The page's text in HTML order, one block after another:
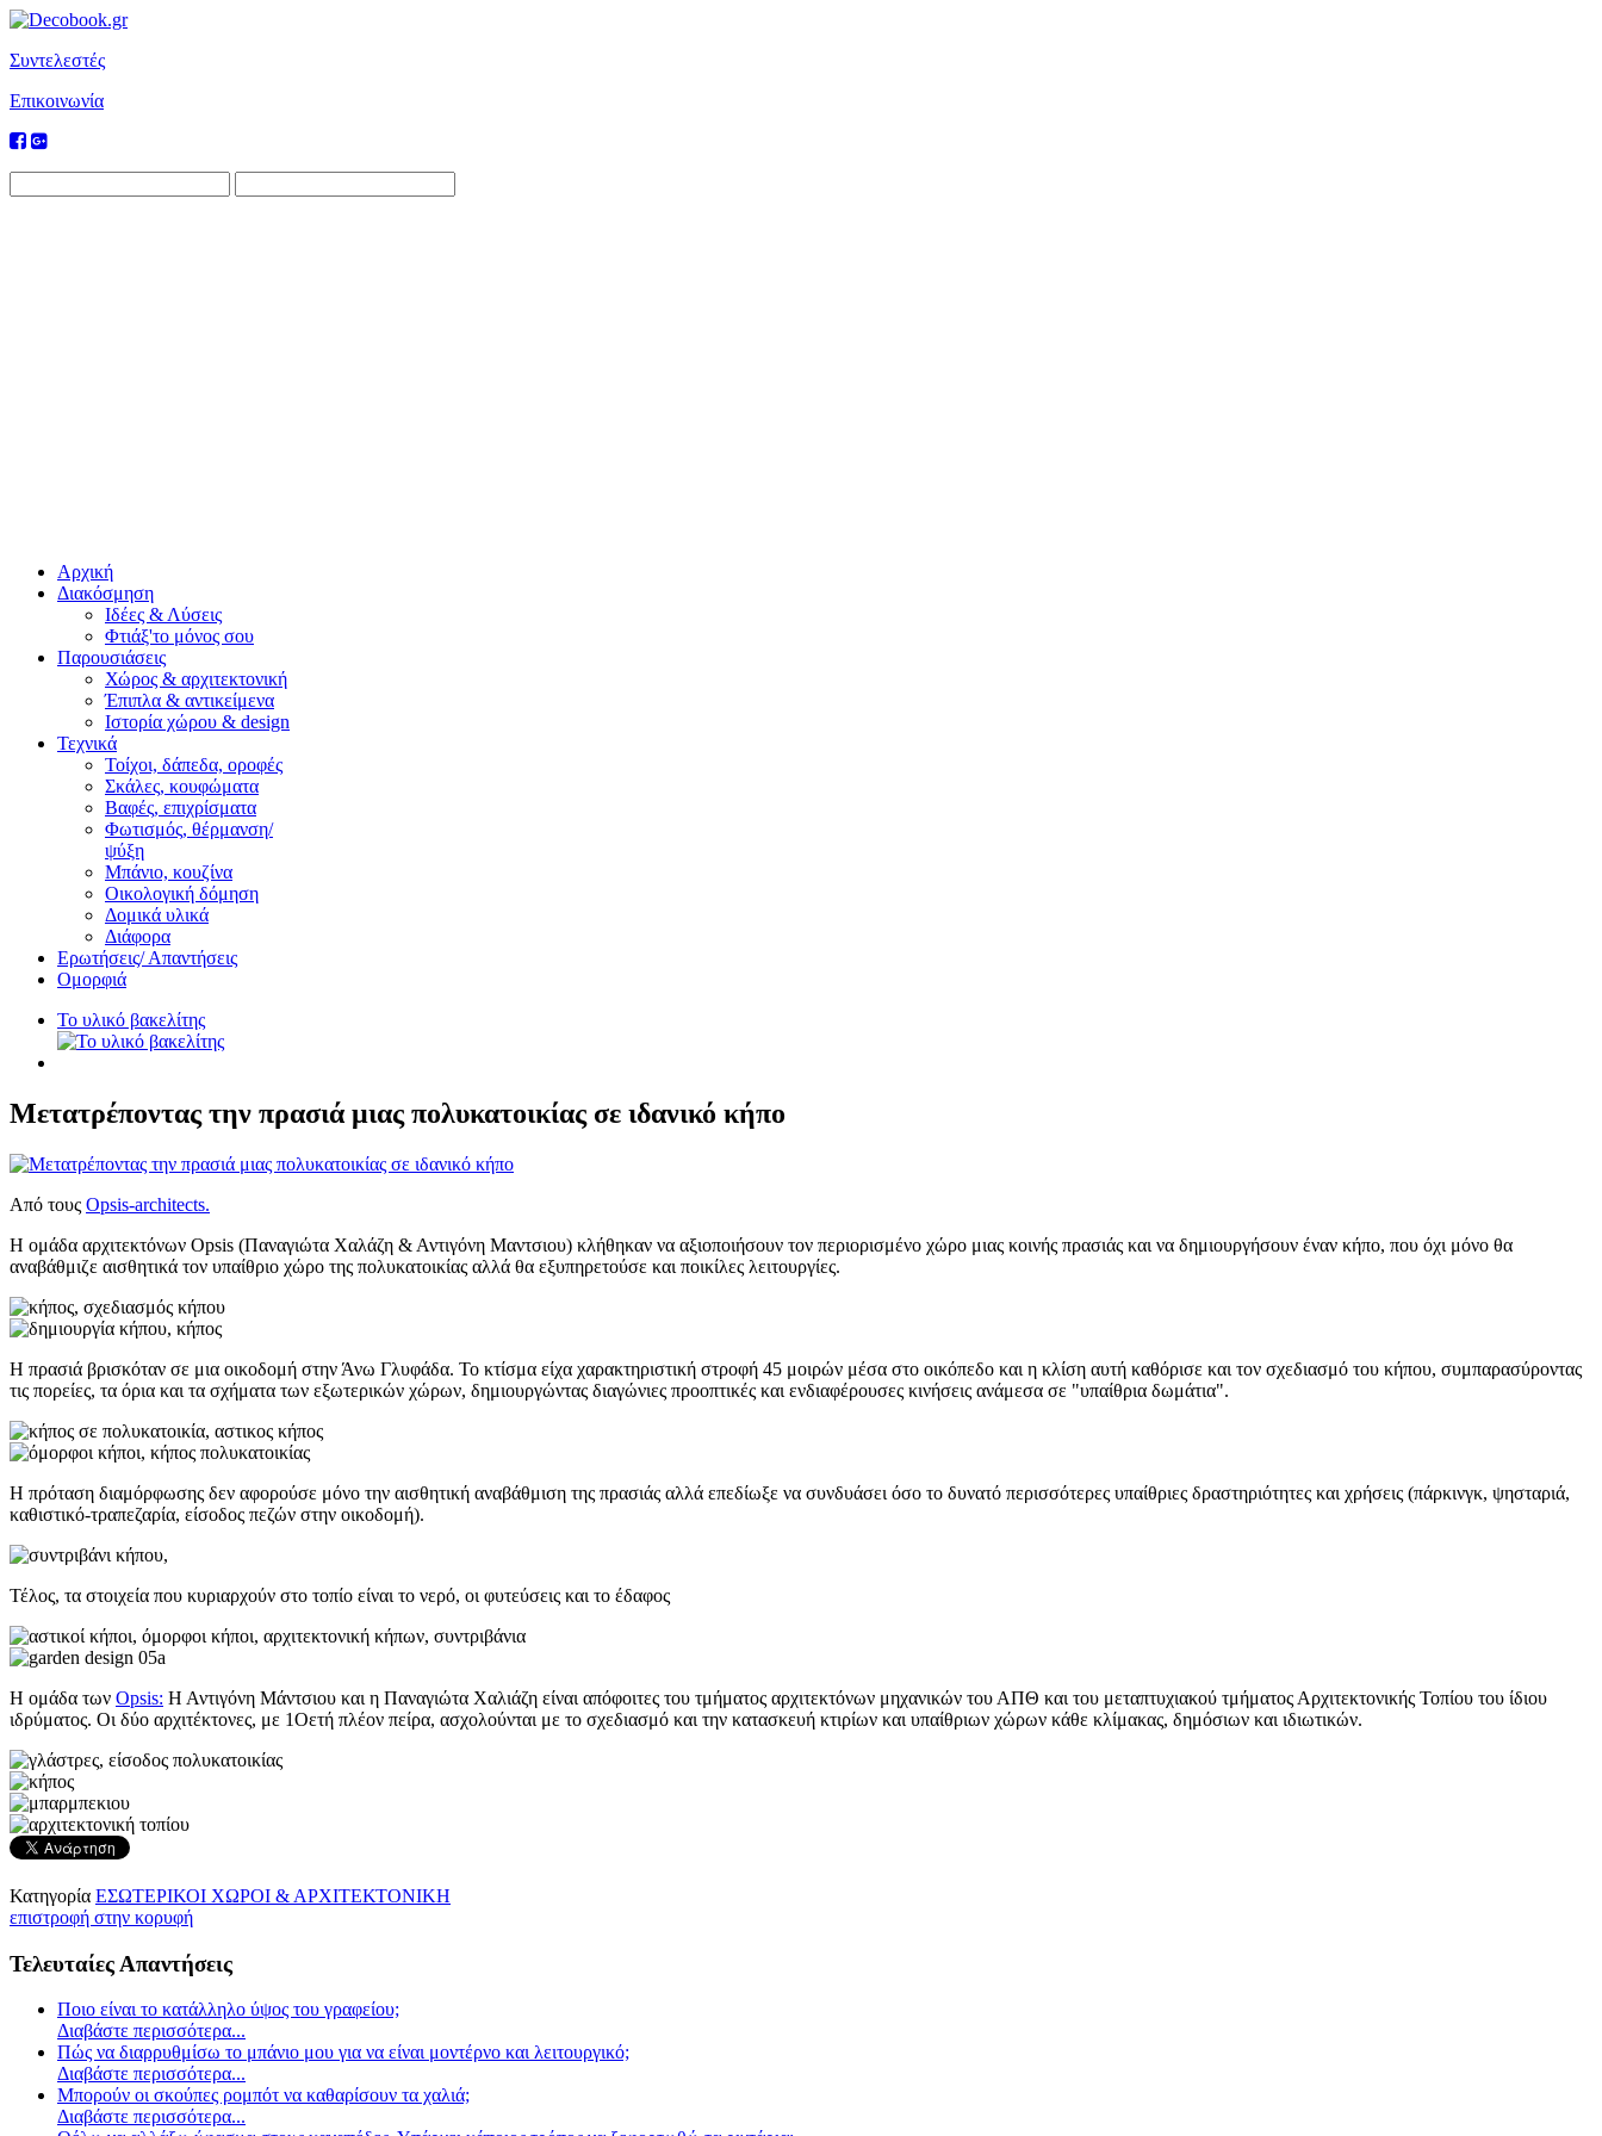
Συντελεστές
Επικοινωνία
Αρχική
Διακόσμηση
Ιδέες & Λύσεις
Φτιάξ'το μόνος σου
Παρουσιάσεις
Χώρος & αρχιτεκτονική
Έπιπλα & αντικείμενα
Ιστορία χώρου & design
Τεχνικά
Τοίχοι, δάπεδα, οροφές
Σκάλες, κουφώματα
Βαφές, επιχρίσματα
Φωτισμός, θέρμανση/
ψύξη
Μπάνιο, κουζίνα
Οικολογική δόμηση
Δομικά υλικά
Διάφορα
Ερωτήσεις/ Απαντήσεις
Ομορφιά
Το υλικό βακελίτης
Μετατρέποντας την πρασιά μιας πολυκατοικίας σε ιδανικό κήπο
Από τους Opsis-architects.
Η ομάδα αρχιτεκτόνων Opsis (Παναγιώτα Χαλάζη & Αντιγόνη Μαντσιου) κλήθηκαν να αξιοποιήσουν τον περιορισμένο χώρο μιας κοινής πρασιάς και να δημιουργήσουν έναν κήπο, που όχι μόνο θα
αναβάθμιζε αισθητικά τον υπαίθριο χώρο της πολυκατοικίας αλλά θα εξυπηρετούσε και ποικίλες λειτουργίες.
Η πρασιά βρισκόταν σε μια οικοδομή στην Άνω Γλυφάδα. Το κτίσμα είχα χαρακτηριστική στροφή 45 μοιρών μέσα στο οικόπεδο και η κλίση αυτή καθόρισε και τον σχεδιασμό του κήπου, συμπαρασύροντας
τις πορείες, τα όρια και τα σχήματα των εξωτερικών χώρων, δημιουργώντας διαγώνιες προοπτικές και ενδιαφέρουσες κινήσεις ανάμεσα σε "υπαίθρια δωμάτια".
Η πρόταση διαμόρφωσης δεν αφορούσε μόνο την αισθητική αναβάθμιση της πρασιάς αλλά επεδίωξε να συνδυάσει όσο το δυνατό περισσότερες υπαίθριες δραστηριότητες και χρήσεις (πάρκινγκ, ψησταριά,
καθιστικό-τραπεζαρία, είσοδος πεζών στην οικοδομή).
Τέλος, τα στοιχεία που κυριαρχούν στο τοπίο είναι το νερό, οι φυτεύσεις και το έδαφος
Η ομάδα των Opsis: Η Αντιγόνη Μάντσιου και η Παναγιώτα Χαλιάζη είναι απόφοιτες του τμήματος αρχιτεκτόνων μηχανικών του ΑΠΘ και του μεταπτυχιακού τμήματος Αρχιτεκτονικής Τοπίου του ίδιου
ιδρύματος. Οι δύο αρχιτέκτονες, με 1Οετή πλέον πείρα, ασχολούνται με το σχεδιασμό και την κατασκευή κτιρίων και υπαίθριων χώρων κάθε κλίμακας, δημόσιων και ιδιωτικών.
Κατηγορία ΕΣΩΤΕΡΙΚΟΙ ΧΩΡΟΙ & ΑΡΧΙΤΕΚΤΟΝΙΚΗ
επιστροφή στην κορυφή
Τελευταίες Απαντήσεις
Ποιο είναι το κατάλληλο ύψος του γραφείου;
Διαβάστε περισσότερα...
Πώς να διαρρυθμίσω το μπάνιο μου για να είναι μοντέρνο και λειτουργικό;
Διαβάστε περισσότερα...
Μπορούν οι σκούπες ρομπότ να καθαρίσουν τα χαλιά;
Διαβάστε περισσότερα...